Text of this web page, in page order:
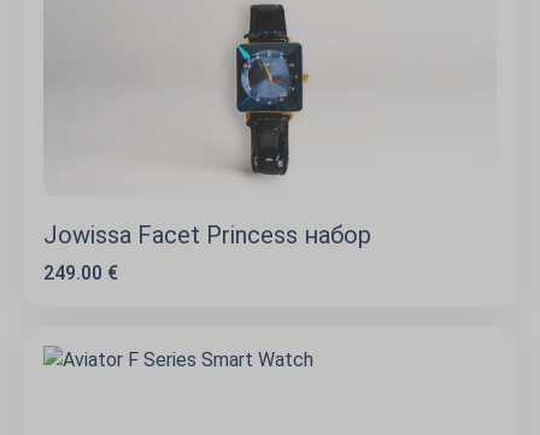
Jowissa Facet Princess набор
249.00 €